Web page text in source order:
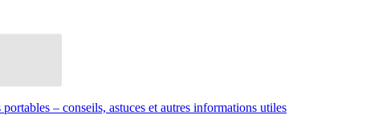
– conseils, astuces et autres informations utiles